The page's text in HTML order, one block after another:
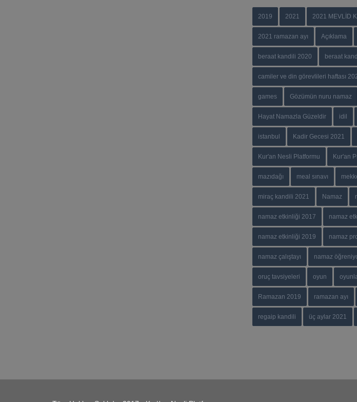
2019 2021 2021 MEVLİD
2021 ramazan ayı Açıklama
beraat kandili 2020 beraat
camiler ve din görevlileri haftası
games Gözümün nuru namaz
Hayat Namazla Güzeldir idil
istanbul Kadir Gecesi 2021
Kur'an Nesli Platformu Kur'an
mazıdağı meal sınavı
miraç kandili 2021 Namaz
namaz etkinliği 2017 namaz
namaz etkinliği 2019 namaz
namaz çalıştayı namaz
oruç tavsiyeleri oyun
Ramazan 2019 ramazan ayı
regaip kandili üç aylar 2021